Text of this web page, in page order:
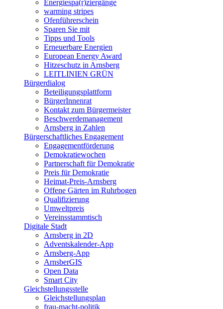
Energiespa(r)ziergänge
warming stripes
Ofenführerschein
Sparen Sie mit
Tipps und Tools
Erneuerbare Energien
European Energy Award
Hitzeschutz in Arnsberg
LEITLINIEN GRÜN
Bürgerdialog
Beteiligungsplattform
BürgerInnenrat
Kontakt zum Bürgermeister
Beschwerdemanagement
Arnsberg in Zahlen
Bürgerschaftliches Engagement
Engagementförderung
Demokratiewochen
Partnerschaft für Demokratie
Preis für Demokratie
Heimat-Preis-Arnsberg
Offene Gärten im Ruhrbogen
Qualifizierung
Umweltpreis
Vereinsstammtisch
Digitale Stadt
Arnsberg in 2D
Adventskalender-App
Arnsberg-App
ArnsberGIS
Open Data
Smart City
Gleichstellungsstelle
Gleichstellungsplan
frau-macht-politik